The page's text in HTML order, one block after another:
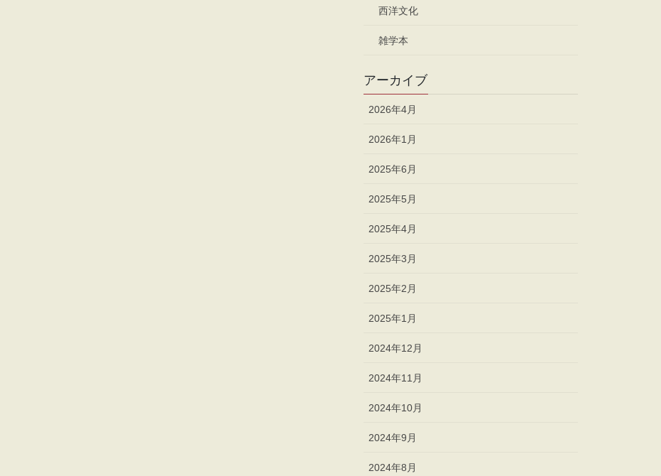
西洋文化
雑学本
アーカイブ
2026年4月
2026年1月
2025年6月
2025年5月
2025年4月
2025年3月
2025年2月
2025年1月
2024年12月
2024年11月
2024年10月
2024年9月
2024年8月